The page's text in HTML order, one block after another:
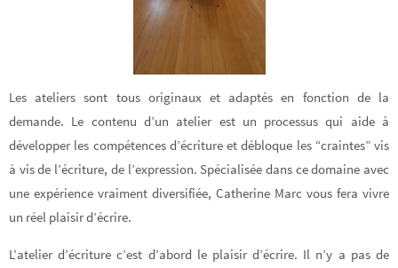
Les ateliers sont tous originaux et adaptés en fonction de la
demande. Le contenu d’un atelier est un processus qui aide à
développer les compétences d’écriture et débloque les “craintes” vis
à vis de l’écriture, de l’expression. Spécialisée dans ce domaine avec
une expérience vraiment diversifiée, Catherine Marc vous fera vivre
un réel plaisir d’écrire.
L’atelier d’écriture c’est d’abord le plaisir d’écrire. Il n’y a pas de